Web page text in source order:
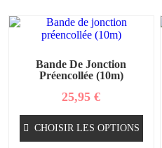
Bande De Jonction
Préencollée (10m)
25,95€
CHOISIR LES OPTIONS